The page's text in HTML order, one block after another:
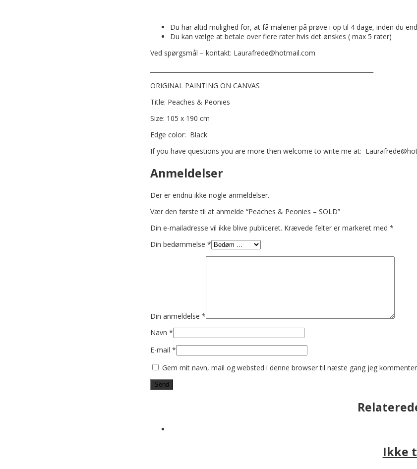
Du har altid mulighed for, at få malerier på prøve i op til 4 dage, inden du
Du kan vælge at betale over flere rater hvis det ønskes ( max 5 rater)
Ved spørgsmål – kontakt: Laurafrede@hotmail.com
ORIGINAL PAINTING ON CANVAS
Title: Peaches & Peonies
Size: 105 x 190 cm
Edge color: Black
If you have questions you are more then welcome to write me at:
Anmeldelser
Der er endnu ikke nogle anmeldelser.
Vær den første til at anmelde “Peaches & Peonies – SOLD”
Din e-mailadresse vil ikke blive publiceret. Krævede felter er markeret med *
Din bedømmelse *
Din anmeldelse *
Navn *
E-mail *
Gem mit navn, mail og websted i denne browser til næste gang jeg
Ikke